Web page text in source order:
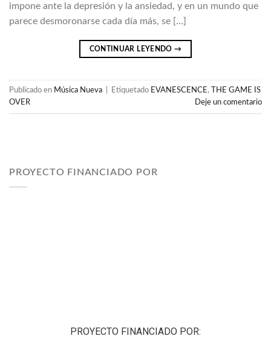
PROYECTO FINANCIADO POR
impone ante la depresión y la ansiedad, y en un mundo que
parece desmoronarse cada día más, se […]
CONTINUAR LEYENDO→
Publicado en Música Nueva Etiquetado EVANESCENCE ,
THE GAME IS
OVER
Deje un comentario
PROYECTO FINANCIADO POR: